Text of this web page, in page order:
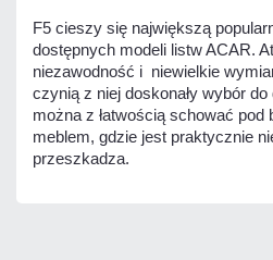
F5 cieszy się największą
dostępnych modeli listw ACAR.
niezawodność i niewielkie
czynią z niej doskonały wybór
można z łatwością schować pod
meblem, gdzie jest praktycznie
przeszkadza.